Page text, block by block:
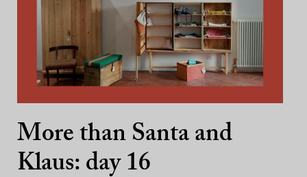
More than Santa and
Klaus: day 16